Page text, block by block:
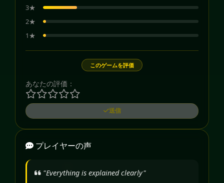
3★
2★
1★
このゲームを評価
あなたの評価：
送信
プレイヤーの声
"Everything is explained clearly"